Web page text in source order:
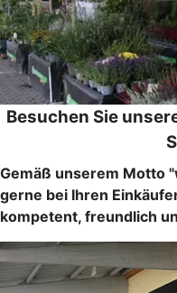
Besuchen Sie
Gemäß unserem Motto
gerne bei Ihren
kompetent, freundlich